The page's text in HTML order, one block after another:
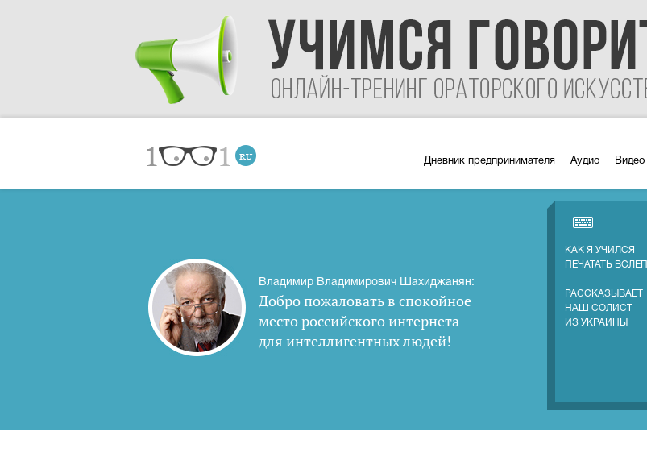
Дневник предпринимателя Аудио Видео
Владимир Владимирович Шахиджанян:
Добро пожаловать в спокойное
место российского интернета
для интеллигентных людей!
КАК Я УЧИЛСЯ
ПЕЧАТАТЬ
РАССКАЗЫВАЕТ
НАШ СОЛИСТ
ИЗ УКРАИНЫ